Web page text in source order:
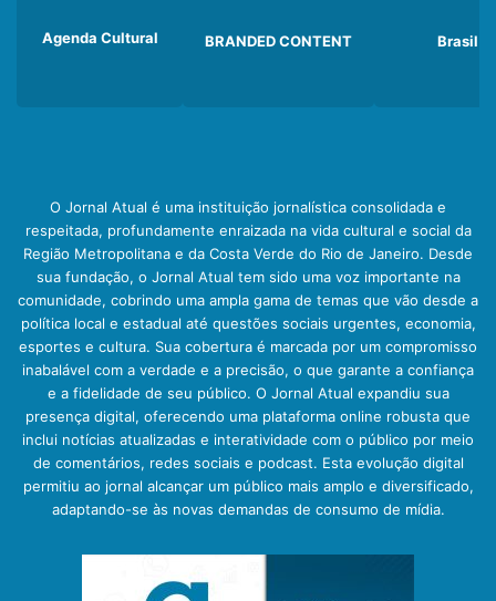
Agenda Cultural BRANDED CONTENT Brasil
O Jornal Atual é uma instituição jornalística consolidada e
respeitada, profundamente enraizada na vida cultural e social da
Região Metropolitana e da Costa Verde do Rio de Janeiro. Desde
sua fundação, o Jornal Atual tem sido uma voz importante na
comunidade, cobrindo uma ampla gama de temas que vão desde a
política local e estadual até questões sociais urgentes, economia,
esportes e cultura. Sua cobertura é marcada por um compromisso
inabalável com a verdade e a precisão, o que garante a confiança
e a fidelidade de seu público. O Jornal Atual expandiu sua
presença digital, oferecendo uma plataforma online robusta que
inclui notícias atualizadas e interatividade com o público por meio
de comentários, redes sociais e podcast. Esta evolução digital
permitiu ao jornal alcançar um público mais amplo e diversificado,
adaptando-se às novas demandas de consumo de mídia.